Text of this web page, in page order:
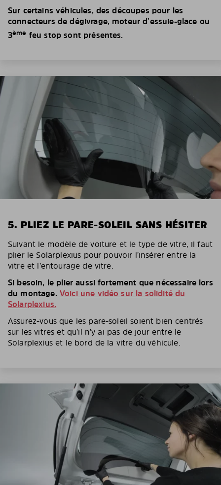
Sur certains véhicules, des découpes pour les
connecteurs de dégivrage, moteur d’essuie-glace ou
3ème feu stop sont présentes.
5. PLIEZ LE PARE-SOLEIL SANS HÉSITER
Suivant le modèle de voiture et le type de vitre, il faut
plier le Solarplexius pour pouvoir l’insérer entre la
vitre et l’entourage de vitre.
Si besoin, le plier aussi fortement que nécessaire lors
du montage. Voici une vidéo sur la solidité du
Solarplexius.
Assurez-vous que les pare-soleil soient bien centrés
sur les vitres et qu’il n’y ai pas de jour entre le
Solarplexius et le bord de la vitre du véhicule.